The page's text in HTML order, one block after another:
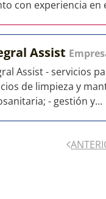
con experiencia en
Assist
Assist - servicios
de limpieza y
- gestión y...